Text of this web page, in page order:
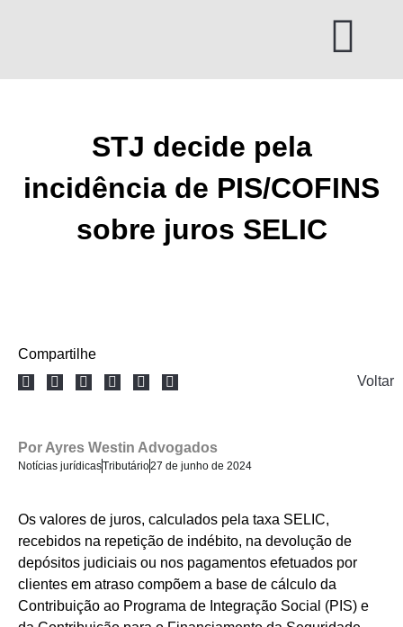
STJ decide pela
incidência de PIS/COFINS
sobre juros SELIC
Compartilhe
Voltar
Por Ayres Westin Advogados
Notícias jurídicasTributário27 de junho de 2024
Os valores de juros, calculados pela taxa SELIC,
recebidos na repetição de indébito, na devolução de
depósitos judiciais ou nos pagamentos efetuados por
clientes em atraso compõem a base de cálculo da
Contribuição ao Programa de Integração Social (PIS) e